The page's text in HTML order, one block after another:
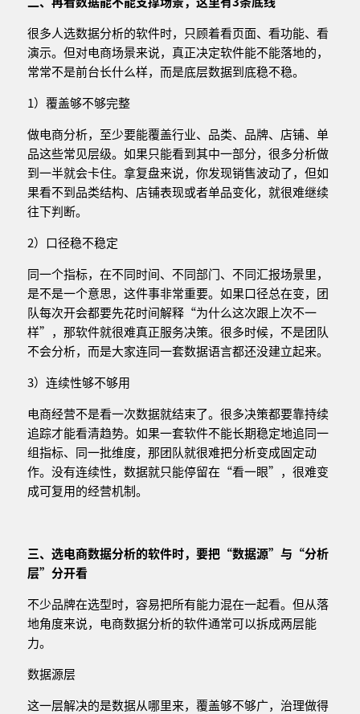
很多人选数据分析的软件时，只顾着看页面、看功能、看
演示。但对电商场景来说，真正决定软件能不能落地的，
常常不是前台长什么样，而是底层数据到底稳不稳。
1）覆盖够不够完整
做电商分析，至少要能覆盖行业、品类、品牌、店铺、单
品这些常见层级。如果只能看到其中一部分，很多分析做
到一半就会卡住。拿复盘来说，你发现销售波动了，但如
果看不到品类结构、店铺表现或者单品变化，就很难继续
往下判断。
2）口径稳不稳定
同一个指标，在不同时间、不同部门、不同汇报场景里，
是不是一个意思，这件事非常重要。如果口径总在变，团
队每次开会都要先花时间解释“为什么这次跟上次不一
样”，那软件就很难真正服务决策。很多时候，不是团队
不会分析，而是大家连同一套数据语言都还没建立起来。
3）连续性够不够用
电商经营不是看一次数据就结束了。很多决策都要靠持续
追踪才能看清趋势。如果一套软件不能长期稳定地追同一
组指标、同一批维度，那团队就很难把分析变成固定动
作。没有连续性，数据就只能停留在“看一眼”，很难变
成可复用的经营机制。
三、 选电商数据分析的软件时，要把“数据源”与“分析
层”分开看
不少品牌在选型时，容易把所有能力混在一起看。但从落
地角度来说，电商数据分析的软件通常可以拆成两层能
力。
数据源层
这一层解决的是数据从哪里来，覆盖够不够广，治理做得